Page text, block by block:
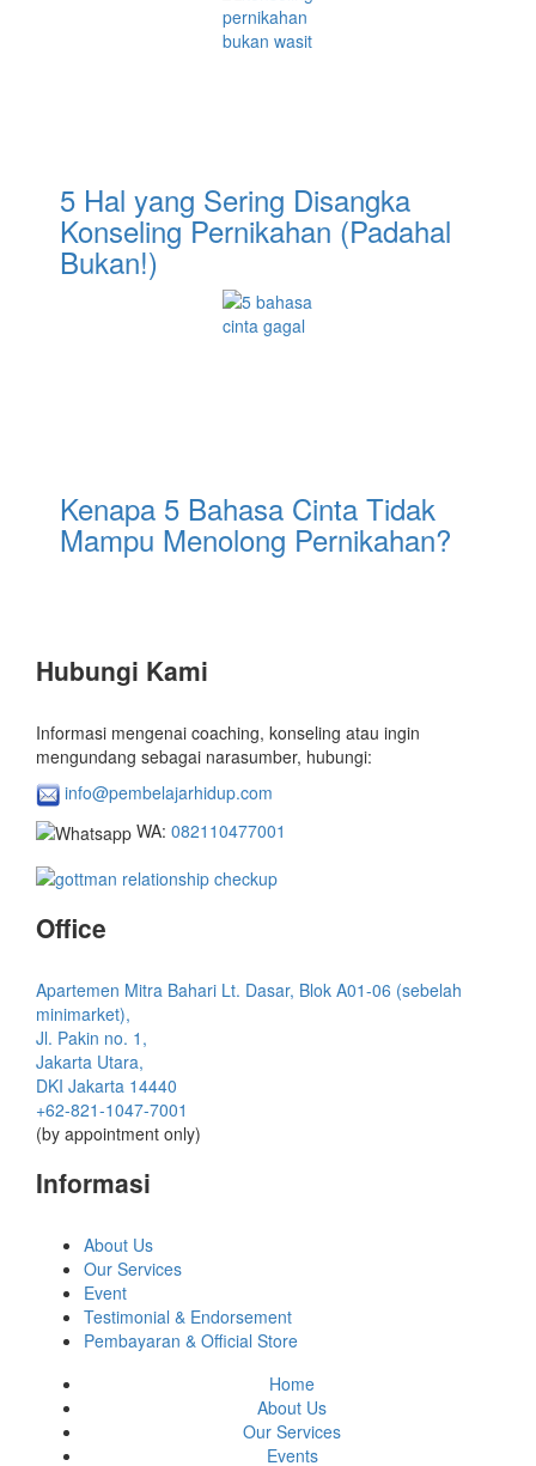
5 Hal yang Sering Disangka
Konseling Pernikahan (Padahal
Bukan!)
Kenapa 5 Bahasa Cinta Tidak
Mampu Menolong Pernikahan?
Hubungi Kami
Informasi mengenai coaching, konseling atau ingin
mengundang sebagai narasumber, hubungi:
info@pembelajarhidup.com
WA: 082110477001
Office
Apartemen Mitra Bahari Lt. Dasar, Blok A01-06 (sebelah
minimarket),
Jl. Pakin no. 1,
Jakarta Utara,
DKI Jakarta 14440
+62-821-1047-7001
(by appointment only)
Informasi
About Us
Our Services
Event
Testimonial & Endorsement
Pembayaran & Official Store
Home
About Us
Our Services
Events